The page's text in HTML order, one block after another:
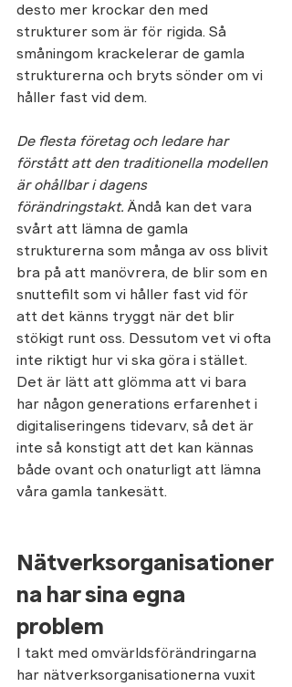
desto mer krockar den med
strukturer som är för rigida. Så
småningom krackelerar de gamla
strukturerna och bryts sönder om vi
håller fast vid dem.
De flesta företag och ledare har
förstått att den traditionella modellen
är ohållbar i dagens
förändringstakt. Ändå kan det vara
svårt att lämna de gamla
strukturerna som många av oss blivit
bra på att manövrera, de blir som en
snuttefilt som vi håller fast vid för
att det känns tryggt när det blir
stökigt runt oss. Dessutom vet vi ofta
inte riktigt hur vi ska göra i stället.
Det är lätt att glömma att vi bara
har någon generations erfarenhet i
digitaliseringens tidevarv, så det är
inte så konstigt att det kan kännas
både ovant och onaturligt att lämna
våra gamla tankesätt.
Nätverksorganisationer
na har sina egna
problem
I takt med omvärldsförändringarna
har nätverksorganisationerna vuxit